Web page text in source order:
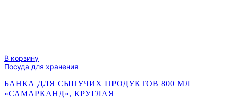
В корзину
Посуда для хранения
БАНКА ДЛЯ СЫПУЧИХ ПРОДУКТОВ 800 МЛ
«САМАРКАНД», КРУГЛАЯ